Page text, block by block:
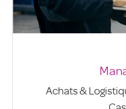
Achats &